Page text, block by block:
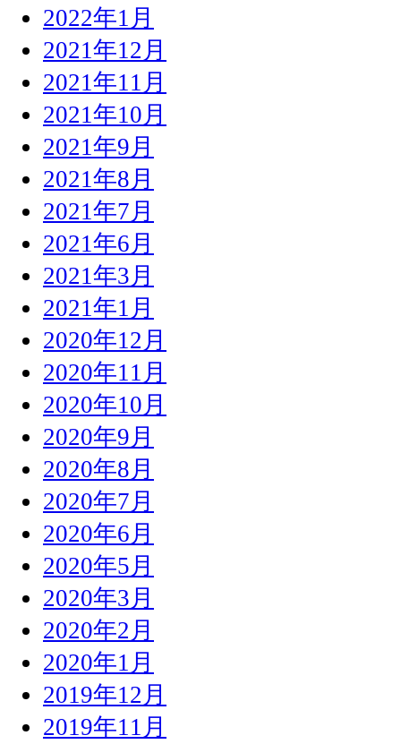
2022年1月
2021年12月
2021年11月
2021年10月
2021年9月
2021年8月
2021年7月
2021年6月
2021年3月
2021年1月
2020年12月
2020年11月
2020年10月
2020年9月
2020年8月
2020年7月
2020年6月
2020年5月
2020年3月
2020年2月
2020年1月
2019年12月
2019年11月